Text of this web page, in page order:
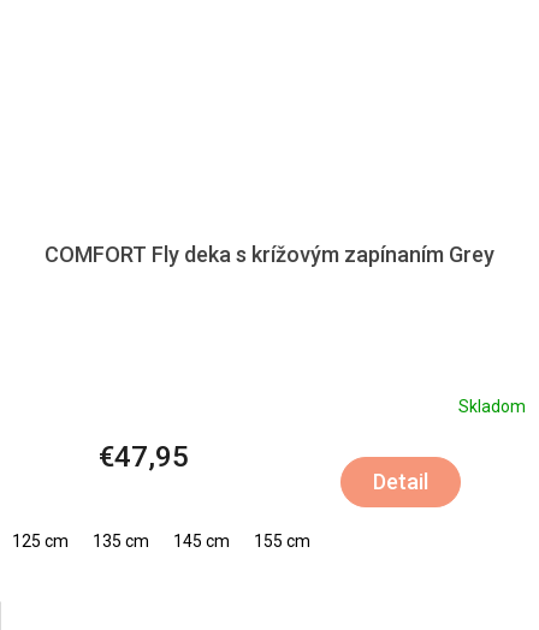
COMFORT Fly deka s krížovým zapínaním Grey
Skladom
€47,95
Detail
125 cm 135 cm 145 cm 155 cm